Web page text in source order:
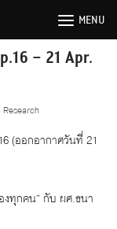
MENU
– 21 Apr.
(ออกอากาศวันที่ 21
ทุกคน” กับ ผศ.ธนา